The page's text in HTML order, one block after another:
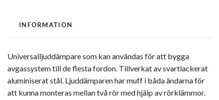
INFORMATION
Universalljuddämpare som kan användas för att bygga
avgassystem till de flesta fordon. Tillverkat av svartlackerat
aluminiserat stål. Ljuddämparen har muff i båda ändarna för
att kunna monteras mellan två rör med hjälp av rörklämmor.